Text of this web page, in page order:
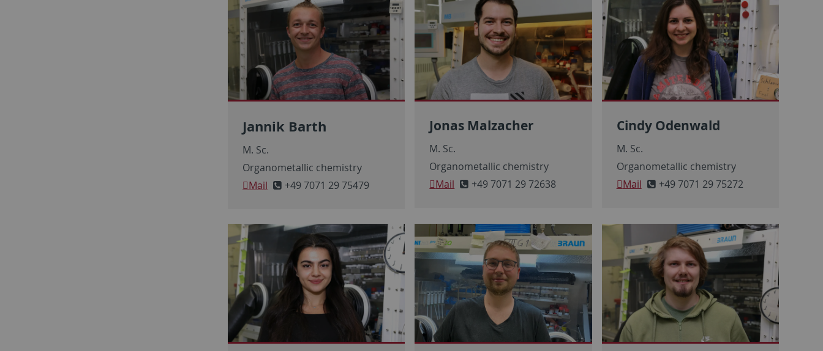
Jannik Barth
M. Sc.
Organometallic chemistry
Mail
+49 7071 29 75479
Jonas Malzacher
M. Sc.
Organometallic chemistry
Mail
+49 7071 29 72638
Cindy Odenwald
M. Sc.
Organometallic chemistry
Mail
+49 7071 29 75272